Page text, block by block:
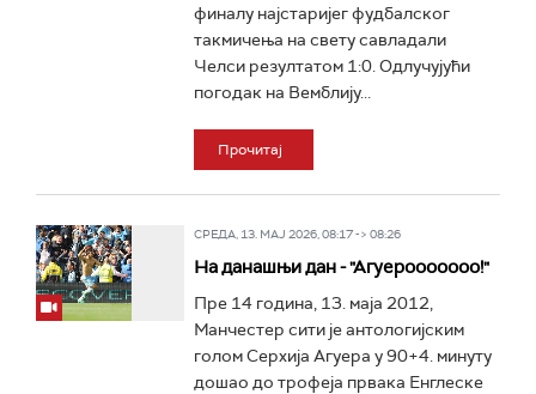
финалу најстаријег фудбалског
такмичења на свету савладали
Челси резултатом 1:0. Одлучујући
погодак на Вемблију...
Прочитај
СРЕДА, 13. МАЈ 2026, 08:17 -> 08:26
На данашњи дан - "Агуерооооооо!"
Пре 14 година, 13. маја 2012,
Манчестер сити је антологијским
голом Серхија Агуера у 90+4. минуту
дошао до трофеја првака Енглеске